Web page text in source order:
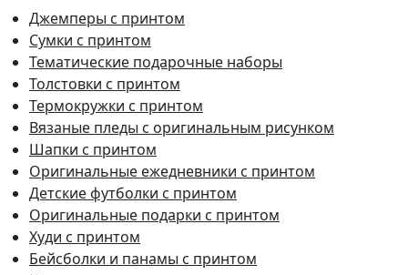
Джемперы с принтом
Сумки с принтом
Тематические подарочные наборы
Толстовки с принтом
Термокружки с принтом
Вязаные пледы с оригинальным рисунком
Шапки с принтом
Оригинальные ежедневники с принтом
Детские футболки с принтом
Оригинальные подарки с принтом
Худи с принтом
Бейсболки и панамы с принтом